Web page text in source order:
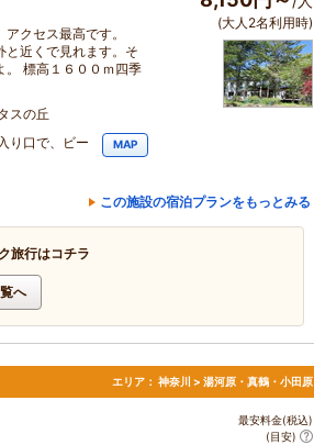
アクセス最高です。
と近くで見れます。そ
。 標高１６００ｍ四季
スの丘
り口で、ビー
MAP
(大人2名利用時)
この施設の宿泊プランをもっとみる
旅行はコチラ
へ
エリア： 神奈川 > 湯河原・真鶴・小田原
最安料金(税込)
(目安)